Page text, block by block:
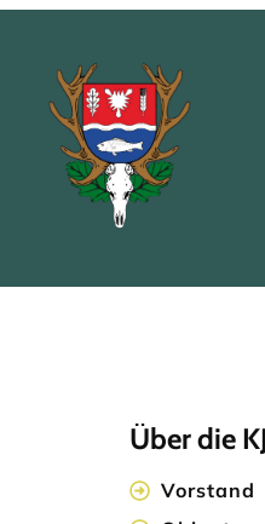
Über die
Vorstand